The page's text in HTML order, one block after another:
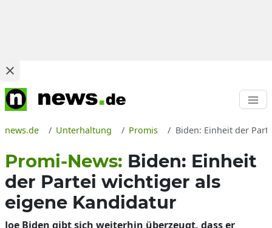
news.de Unterhaltung Promis Biden: Einheit der
Promi-News: Biden: Einheit
der Partei wichtiger als
eigene Kandidatur
Joe Biden gibt sich weiterhin überzeugt, dass er